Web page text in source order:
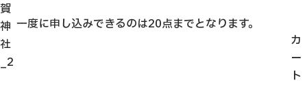
賀
神
社
_2
一度に申し込みできるのは20点までとなります。
カ
ー
ト